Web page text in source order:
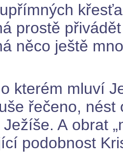
prostě
něco ještě
kterém mluví
řečeno, nést
A obrat
podobnost